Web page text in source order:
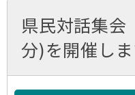
県民対話集会
分)を開催し